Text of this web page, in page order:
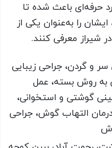
حرفه‌ای باعث شده تا
را به‌عنوان یکی از
شیراز معرفی کنند.
سر و گردن، جراحی زیبایی
به روش بسته، عمل
گوشتی و استخوانی،
التهاب گوش، جراحی